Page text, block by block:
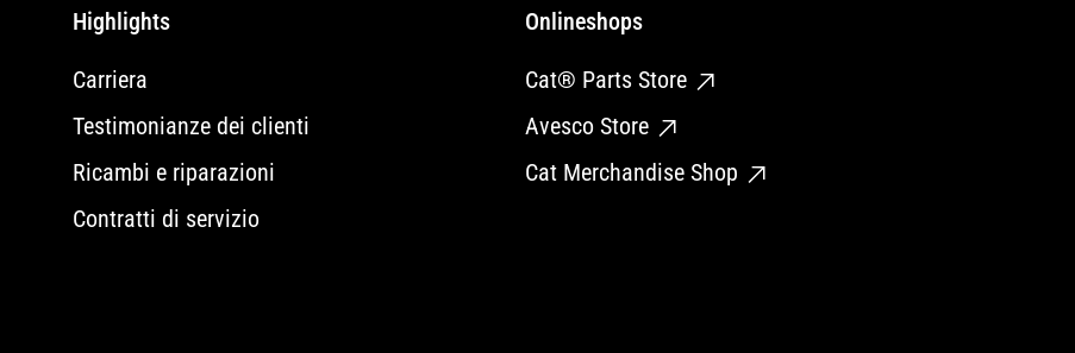
Highlights
Carriera
Testimonianze dei clienti
Ricambi e riparazioni
Contratti di servizio
Onlineshops
Cat® Parts Store
Avesco Store
Cat Merchandise Shop